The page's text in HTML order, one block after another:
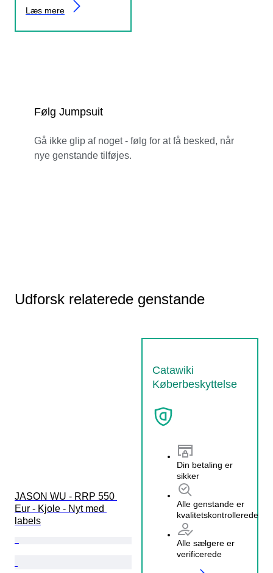
Læs mere
Følg Jumpsuit
Gå ikke glip af noget - følg for at få besked, når
nye genstande tilføjes.
Udforsk relaterede genstande
Catawiki
Køberbeskyttelse
Din betaling er
sikker
Alle genstande er
kvalitetskontrollerede
Alle sælgere er
verificerede
JASON WU - RRP 550
Eur - Kjole - Nyt med
labels